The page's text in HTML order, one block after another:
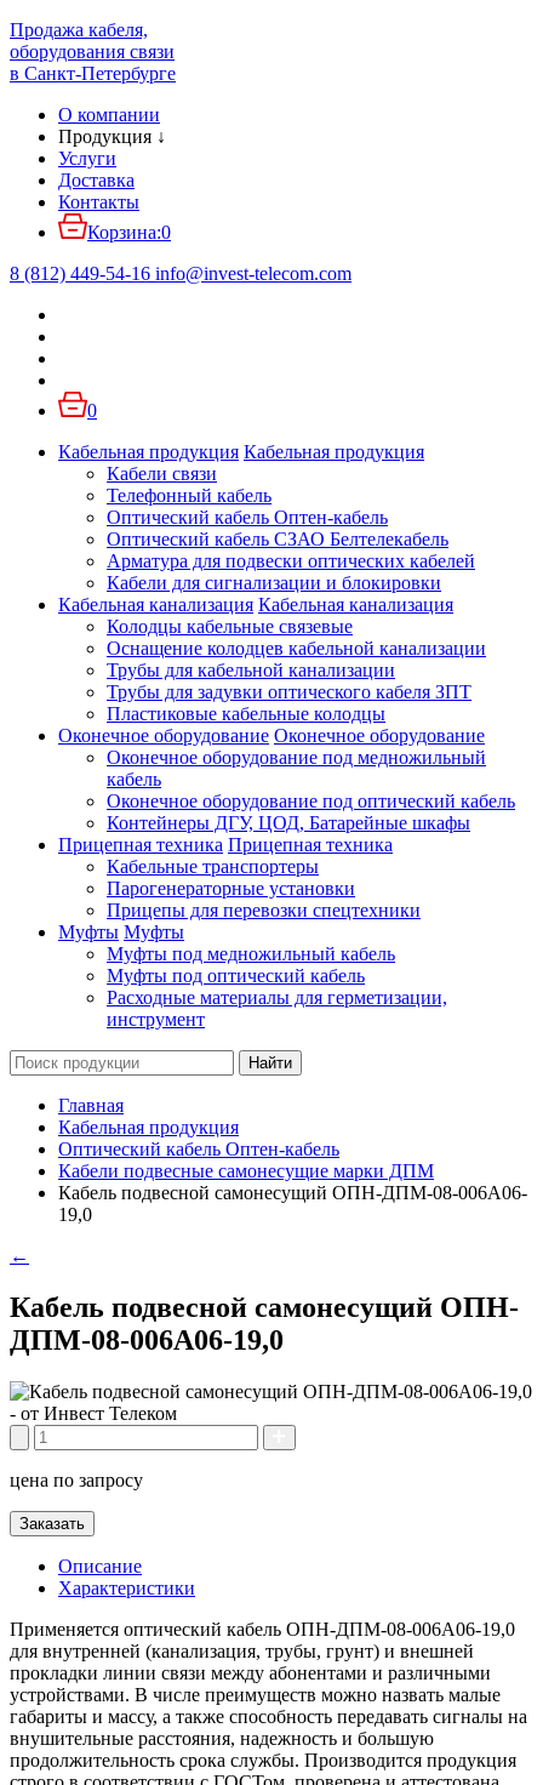
Продажа кабеля,
оборудования связи
в Санкт-Петербурге
О компании
Продукция ↓
Услуги
Доставка
Контакты
Корзина:0
8 (812) 449-54-16 info@invest-telecom.com
0
Кабельная продукция Кабельная продукция
Кабели связи
Телефонный кабель
Оптический кабель Оптен-кабель
Оптический кабель СЗАО Белтелекабель
Арматура для подвески оптических кабелей
Кабели для сигнализации и блокировки
Кабельная канализация Кабельная канализация
Колодцы кабельные связевые
Оснащение колодцев кабельной канализации
Трубы для кабельной канализации
Трубы для задувки оптического кабеля ЗПТ
Пластиковые кабельные колодцы
Оконечное оборудование Оконечное оборудование
Оконечное оборудование под медножильный
кабель
Оконечное оборудование под оптический кабель
Контейнеры ДГУ, ЦОД, Батарейные шкафы
Прицепная техника Прицепная техника
Кабельные транспортеры
Парогенераторные установки
Прицепы для перевозки спецтехники
Муфты Муфты
Муфты под медножильный кабель
Муфты под оптический кабель
Расходные материалы для герметизации,
инструмент
Главная
Кабельная продукция
Оптический кабель Оптен-кабель
Кабели подвесные самонесущие марки ДПМ
Кабель подвесной самонесущий ОПН-ДПМ-08-006А06-
19,0
←
Кабель подвесной самонесущий ОПН-
ДПМ-08-006А06-19,0
цена по запросу
Заказать
Описание
Характеристики
Применяется оптический кабель ОПН-ДПМ-08-006А06-19,0
для внутренней (канализация, трубы, грунт) и внешней
прокладки линии связи между абонентами и различными
устройствами. В числе преимуществ можно назвать малые
габариты и массу, а также способность передавать сигналы на
внушительные расстояния, надежность и большую
продолжительность срока службы. Производится продукция